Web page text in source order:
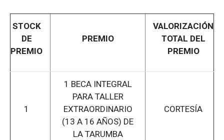
STOCK
DE
PREMIO
PREMIO
VALORIZACIÓN
TOTAL DEL
PREMIO
1
1 BECA INTEGRAL
PARA TALLER
EXTRAORDINARIO
(13 A 16 AÑOS) DE
LA TARUMBA
CORTESÍA